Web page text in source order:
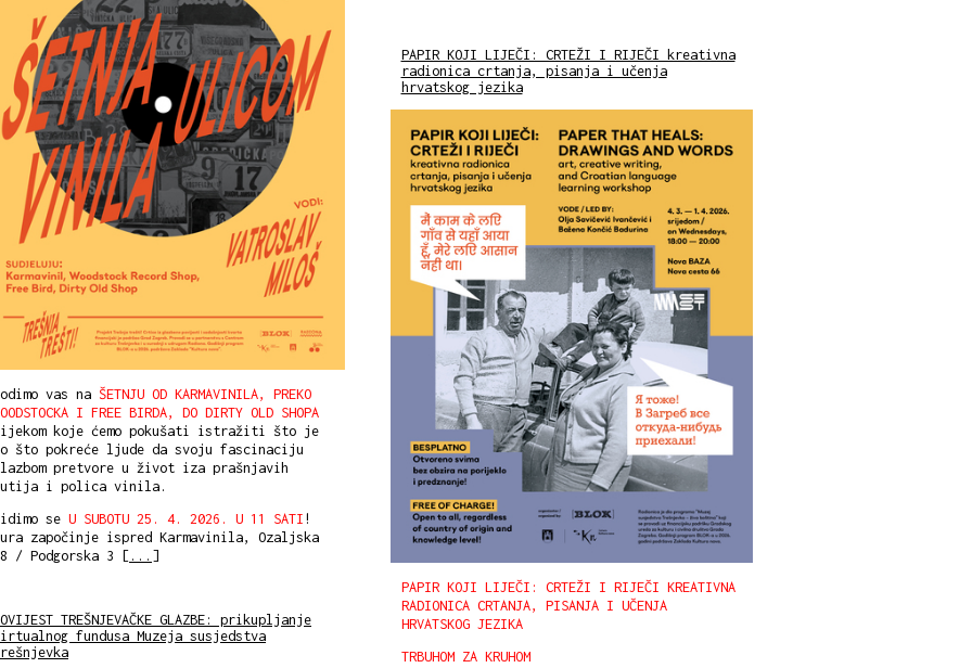
vas na ŠETNJU OD KARMAVINILA, PREKO
I FREE BIRDA, DO DIRTY OLD SHOPA
koje ćemo pokušati istražiti što je
što pokreće ljude da svoju fascinaciju
pretvore u život iza prašnjavih
i polica vinila.
se U SUBOTU 25. 4. 2026. U 11 SATI !
započinje ispred Karmavinila, Ozaljska
/ Podgorska 3 [ ... ]
TREŠNJEVAČKE GLAZBE: prikupljanje
fundusa Muzeja susjedstva
PAPIR KOJI LIJEČI: CRTEŽI I RIJEČI kreativna
radionica crtanja, pisanja i učenja
hrvatskog jezika
PAPIR KOJI LIJEČI: CRTEŽI I RIJEČI KREATIVNA
RADIONICA CRTANJA, PISANJA I UČENJA
HRVATSKOG JEZIKA
TRBUHOM ZA KRUHOM